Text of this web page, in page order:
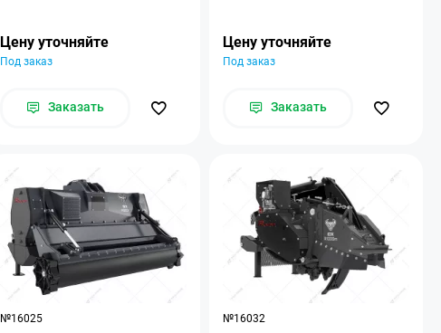
Цену уточняйте
Под заказ
Заказать
Цену уточняйте
Под заказ
Заказать
№16025 №16032